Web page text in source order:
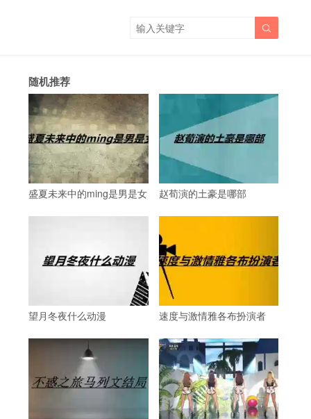

随机推荐
盛夏未来中的ming是男是女 赵荀演的土豪是哪部
望月冬夜什么动漫 速度与激情雅各布扮演者